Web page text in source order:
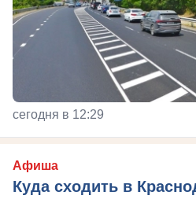
сегодня в 12:29
Афиша
Куда сходить в